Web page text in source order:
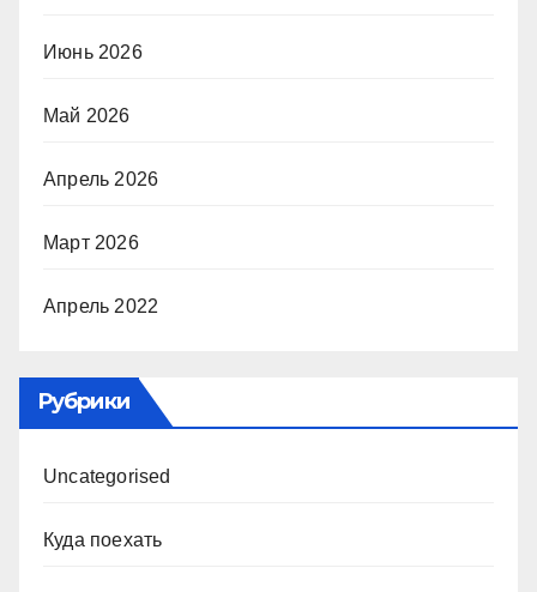
Июнь 2026
Май 2026
Апрель 2026
Март 2026
Апрель 2022
Рубрики
Uncategorised
Куда поехать